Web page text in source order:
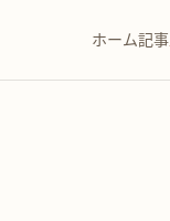
ホーム記事